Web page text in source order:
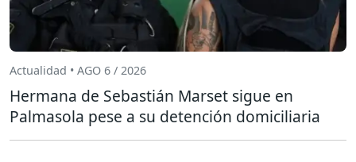
Actualidad • AGO 6 / 2026
Hermana de Sebastián Marset sigue en
Palmasola pese a su detención domiciliaria